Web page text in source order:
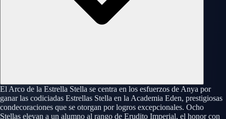
El Arco de la Estrella Stella se centra en los esfuerzos de Anya por
ganar las codiciadas Estrellas Stella en la Academia Eden, prestigiosas
condecoraciones que se otorgan por logros excepcionales. Ocho
Stellas elevan a un alumno al rango de Erudito Imperial, el honor con